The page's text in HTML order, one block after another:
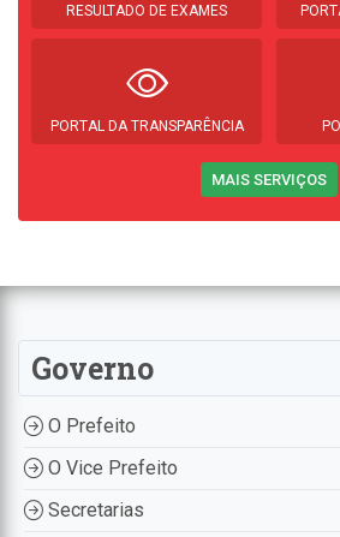
RESULTADO DE EXAMES
PORTAL DA TRANSPARÊNCIA
MAIS SERVIÇOS
Governo
O Prefeito
O Vice Prefeito
Secretarias